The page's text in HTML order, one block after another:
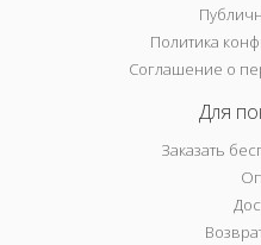
Политика
Соглашение о
Для
Заказать